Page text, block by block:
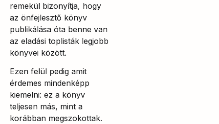
remekül bizonyítja, hogy
az önfejlesztő könyv
publikálása óta benne van
az eladási toplisták legjobb
könyvei között.
Ezen felül pedig amit
érdemes mindenképp
kiemelni: ez a könyv
teljesen más, mint a
korábban megszokottak.